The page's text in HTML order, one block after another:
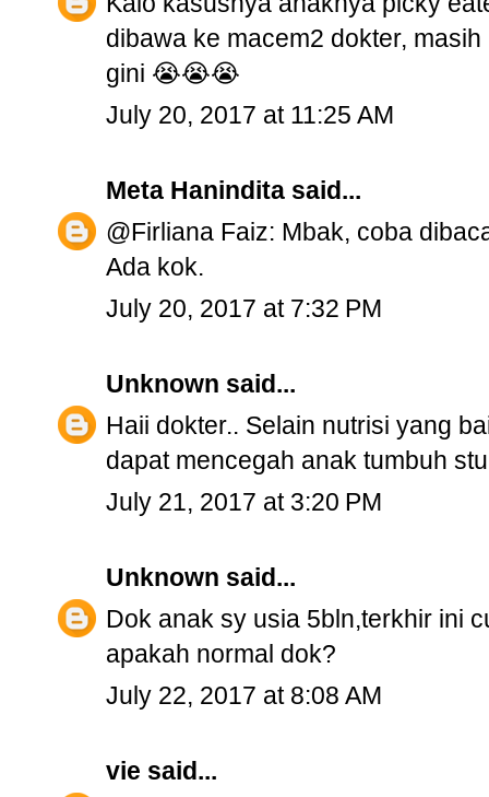
dibawa ke macem2 dokter, masih
gini 😭😭😭
July 20, 2017 at 11:25 AM
Meta Hanindita said...
@Firliana Faiz: Mbak, coba
Ada kok.
July 20, 2017 at 7:32 PM
Unknown said...
Haii dokter.. Selain nutrisi yang
dapat mencegah anak tumbuh
July 21, 2017 at 3:20 PM
Unknown said...
Dok anak sy usia 5bln,terkhir ini
apakah normal dok?
July 22, 2017 at 8:08 AM
vie said...